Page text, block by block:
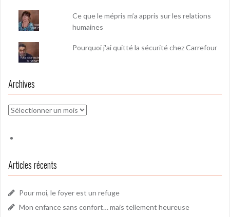
Ce que le mépris m’a appris sur les relations
humaines
Pourquoi j'ai quitté la sécurité chez Carrefour
Archives
Archives
Articles récents
Pour moi, le foyer est un refuge
Mon enfance sans confort… mais tellement heureuse